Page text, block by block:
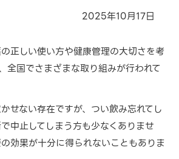
2025年10月17日
正しい使い方や健康管理の大切さを考
全国でさまざまな取り組みが行われて
せない存在ですが、つい飲み忘れてし
中止してしまう方も少なくありませ
効果が十分に得られないこともありま